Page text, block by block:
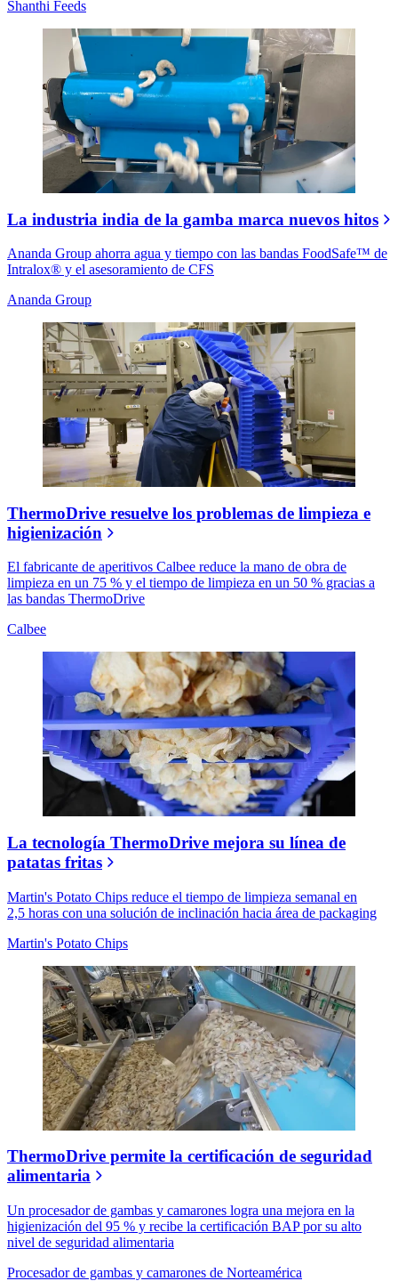
Shanthi Feeds
La industria india de la gamba marca nuevos hitos
Ananda Group ahorra agua y tiempo con las bandas FoodSafe™ de
Intralox® y el asesoramiento de CFS
Ananda Group
ThermoDrive resuelve los problemas de limpieza e
higienización
El fabricante de aperitivos Calbee reduce la mano de obra de
limpieza en un 75 % y el tiempo de limpieza en un 50 % gracias a
las bandas ThermoDrive
Calbee
La tecnología ThermoDrive mejora su línea de
patatas fritas
Martin's Potato Chips reduce el tiempo de limpieza semanal en
2,5 horas con una solución de inclinación hacia área de packaging
Martin's Potato Chips
ThermoDrive permite la certificación de seguridad
alimentaria
Un procesador de gambas y camarones logra una mejora en la
higienización del 95 % y recibe la certificación BAP por su alto
nivel de seguridad alimentaria
Procesador de gambas y camarones de Norteamérica